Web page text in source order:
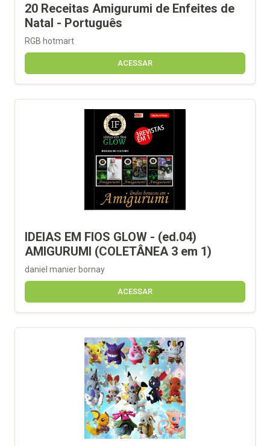
20 Receitas Amigurumi de Enfeites de
Natal - Português
RGB hotmart
ACESSAR
IDEIAS EM FIOS GLOW - (ed.04)
AMIGURUMI (COLETÂNEA 3 em 1)
daniel manier bornay
ACESSAR